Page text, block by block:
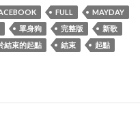
FULL
MAYDAY
單身狗 完整版
新歌
結束的起點 結束
起點